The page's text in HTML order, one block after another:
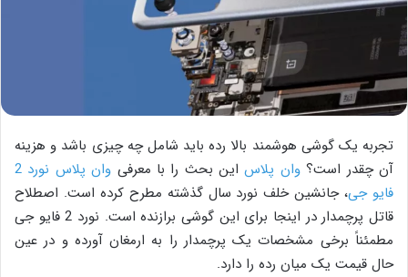
تجربه یک گوشی هوشمند بالا رده باید شامل چه چیزی باشد و هزینه
آن چقدر است؟وان پلاساین بحث را با معرفی
وان پلاس نورد 2
فایو جی، جانشین خلف نورد سال گذشته مطرح کرده است. اصطلاح
قاتل پرچمدار در اینجا برای این گوشی برازنده است. نورد 2 فایو جی
مطمئناً برخی مشخصات یک پرچمدار را به ارمغان آورده و در عین
حال قیمت یک میان رده را دارد.